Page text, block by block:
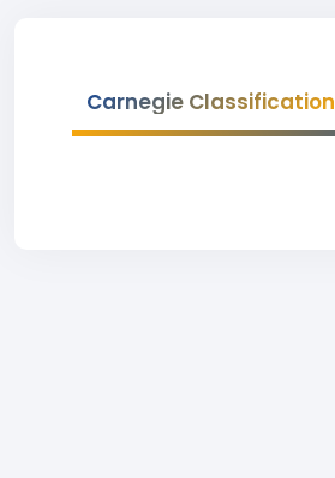
Carnegie Classification